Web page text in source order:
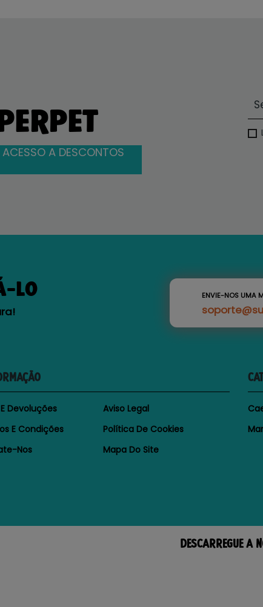
A DESCONTOS
LO ENVIE-NOS UMA
Devoluções
Aviso Legal
E Condições
Política De Cookies
Nos
Mapa Do Site
DESCARREGUE A